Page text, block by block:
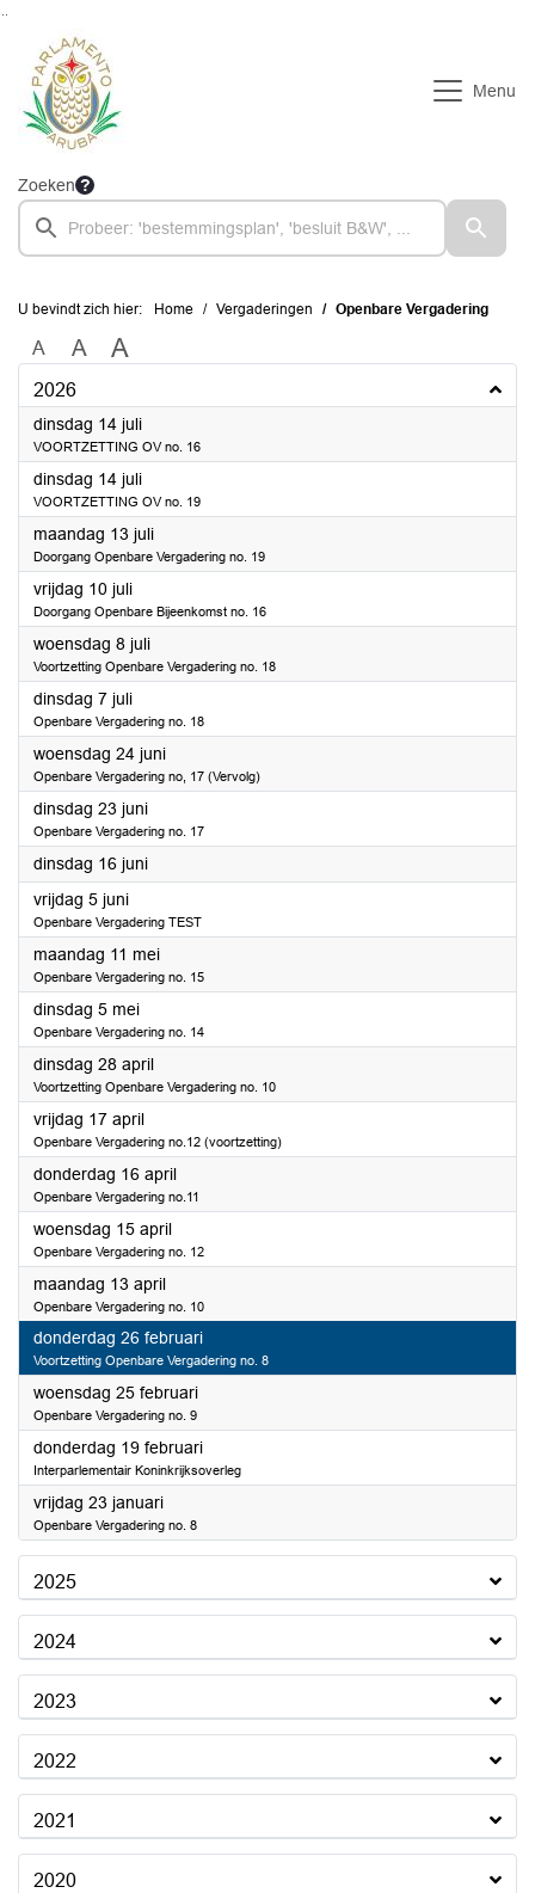
Menu
Zoeken
U bevindt zich hier: Home Vergaderingen Openbare Vergadering
A A A
2026
dinsdag 14 juli2026
VOORTZETTING OV no. 16
dinsdag 14 juli2026
VOORTZETTING OV no. 19
maandag 13 juli2026
Doorgang Openbare Vergadering no. 19
vrijdag 10 juli2026
Doorgang Openbare Bijeenkomst no. 16
woensdag 8 juli2026
Voortzetting Openbare Vergadering no. 18
dinsdag 7 juli2026
Openbare Vergadering no. 18
woensdag 24 juni2026
Openbare Vergadering no, 17 (Vervolg)
dinsdag 23 juni2026
Openbare Vergadering no. 17
dinsdag 16 juni2026
vrijdag 5 juni2026
Openbare Vergadering TEST
maandag 11 mei2026
Openbare Vergadering no. 15
dinsdag 5 mei2026
Openbare Vergadering no. 14
dinsdag 28 april2026
Voortzetting Openbare Vergadering no. 10
vrijdag 17 april2026
Openbare Vergadering no.12 (voortzetting)
donderdag 16 april2026
Openbare Vergadering no.11
woensdag 15 april2026
Openbare Vergadering no. 12
maandag 13 april2026
Openbare Vergadering no. 10
donderdag 26 februari2026
Voortzetting Openbare Vergadering no. 8
woensdag 25 februari2026
Openbare Vergadering no. 9
donderdag 19 februari2026
Interparlementair Koninkrijksoverleg
vrijdag 23 januari2026
Openbare Vergadering no. 8
2025
2024
2023
2022
2021
2020